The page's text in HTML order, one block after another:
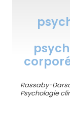
Rassaby-
Psychologie